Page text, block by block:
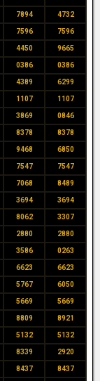
7894 4732
7596 7596
4450 9665
0386 0386
4389 6299
1107 1107
3869 0846
8378 8378
9468 6850
7547 7547
7068 8489
3694 3694
8062 3307
2880 2880
3586 0263
6623 6623
5767 6050
5669 5669
8809 8921
5132 5132
8339 2920
8437 8437